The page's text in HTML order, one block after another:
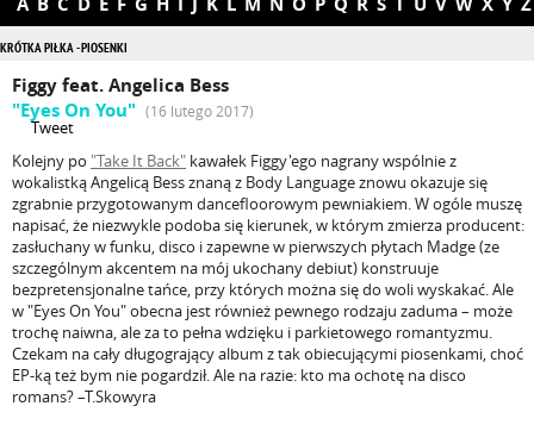
KRÓTKA PIŁKA - PIOSENKI
Figgy feat. Angelica Bess
"Eyes On You" (16 lutego 2017)
Tweet
Kolejny po "Take It Back" kawałek Figgy'ego nagrany wspólnie z
wokalistką Angelicą Bess znaną z Body Language znowu okazuje się
zgrabnie przygotowanym dancefloorowym pewniakiem. W ogóle muszę
napisać, że niezwykle podoba się kierunek, w którym zmierza producent:
zasłuchany w funku, disco i zapewne w pierwszych płytach Madge (ze
szczególnym akcentem na mój ukochany debiut) konstruuje
bezpretensjonalne tańce, przy których można się do woli wyskakać. Ale
w "Eyes On You" obecna jest również pewnego rodzaju zaduma – może
trochę naiwna, ale za to pełna wdzięku i parkietowego romantyzmu.
Czekam na cały długogrający album z tak obiecującymi piosenkami, choć
EP-ką też bym nie pogardził. Ale na razie: kto ma ochotę na disco
romans? –T.Skowyra